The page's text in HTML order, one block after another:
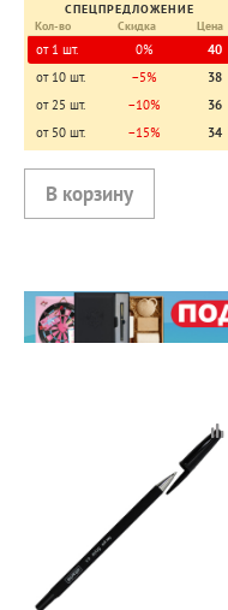
СПЕЦПРЕДЛОЖЕНИЕ
Кол-во
Скидка Цена
от 1 шт. 0%
40
от 10 шт.
−5%
38
от 25 шт.
−10%
36
от 50 шт.
−15% 34